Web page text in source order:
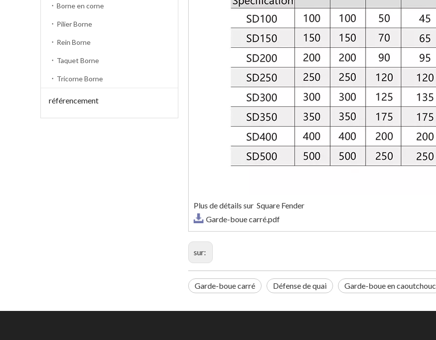
Borne en corne
Pilier Borne
Rein Borne
Taquet Borne
Tricorne Borne
référencement
Plus de détails sur Square Fender
Garde-boue carré.pdf
sur:
Garde-boue carré Défense de quai Garde-boue en caoutchouc